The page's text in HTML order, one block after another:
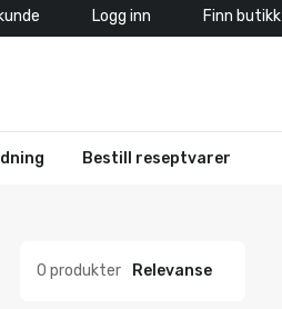
Logg inn Finn butikk
Bestill reseptvarer
0 produkter Relevanse